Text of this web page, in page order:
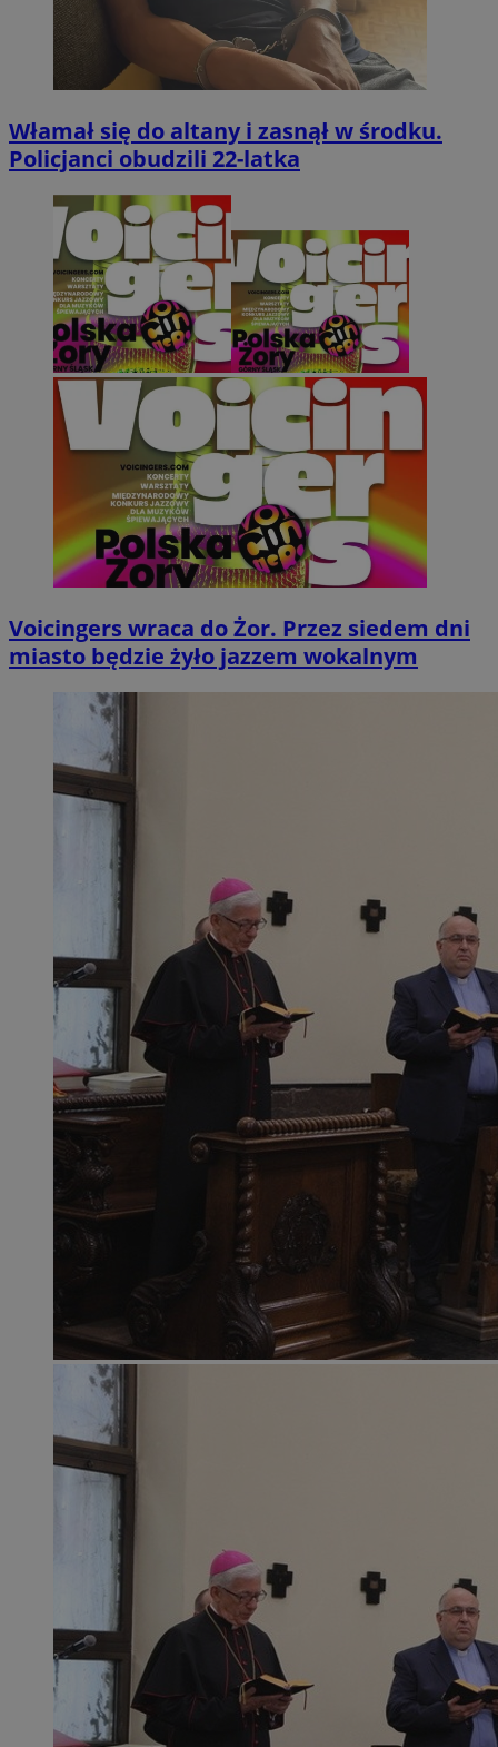
Włamał się do altany i zasnął w środku.
Policjanci obudzili 22-latka
Voicingers wraca do Żor. Przez siedem dni
miasto będzie żyło jazzem wokalnym